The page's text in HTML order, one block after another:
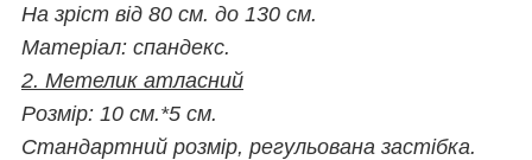
На зріст від 80 см. до 130 см.
Матеріал: спандекс.
2. Метелик атласний
Розмір: 10 см.*5 см.
Стандартний розмір, регульована застібка.